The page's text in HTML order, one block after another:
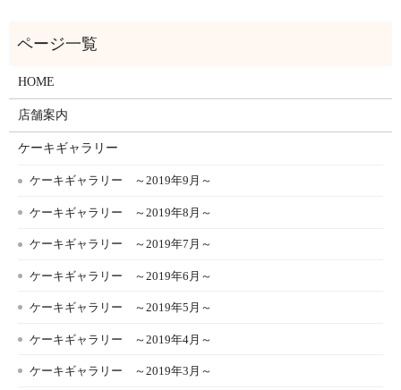
HOME
店舗案内
ケーキギャラリー
ケーキギャラリー ～2019年9月～
ケーキギャラリー ～2019年8月～
ケーキギャラリー ～2019年7月～
ケーキギャラリー ～2019年6月～
ケーキギャラリー ～2019年5月～
ケーキギャラリー ～2019年4月～
ケーキギャラリー ～2019年3月～